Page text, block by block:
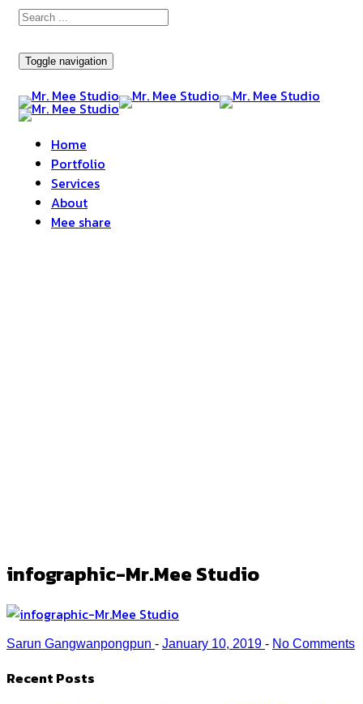
Toggle navigation
Home
Portfolio
Services
About
Mee share
infographic-Mr.Mee Studio
Sarun Gangwanpongpun - January 10, 2019 - No Comments
Recent Posts